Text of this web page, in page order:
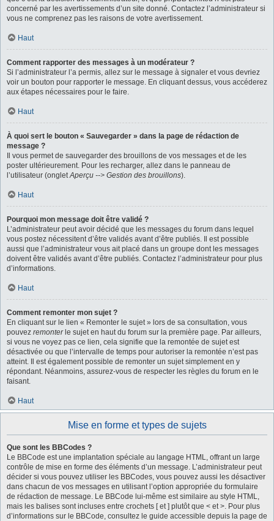
concerné par les avertissements d’un site donné. Contactez l’administrateur si
vous ne comprenez pas les raisons de votre avertissement.
Haut
Comment rapporter des messages à un modérateur ?
Si l’administrateur l’a permis, allez sur le message à signaler et vous devriez
voir un bouton pour rapporter le message. En cliquant dessus, vous accéderez
aux étapes nécessaires pour le faire.
Haut
À quoi sert le bouton « Sauvegarder » dans la page de rédaction de
message ?
Il vous permet de sauvegarder des brouillons de vos messages et de les
poster ultérieurement. Pour les recharger, allez dans le panneau de
l’utilisateur (ongletAperçu --> Gestion des brouillons).
Haut
Pourquoi mon message doit être validé ?
L’administrateur peut avoir décidé que les messages du forum dans lequel
vous postez nécessitent d’être validés avant d’être publiés. Il est possible
aussi que l’administrateur vous ait placé dans un groupe dont les messages
doivent être validés avant d’être publiés. Contactez l’administrateur pour plus
d’informations.
Haut
Comment remonter mon sujet ?
En cliquant sur le lien « Remonter le sujet » lors de sa consultation, vous
pouvez remonterle sujet en haut du forum sur la première page. Par ailleurs,
si vous ne voyez pas ce lien, cela signifie que la remontée de sujet est
désactivée ou que l’intervalle de temps pour autoriser la remontée n’est pas
atteint. Il est également possible de remonter un sujet simplement en y
répondant. Néanmoins, assurez-vous de respecter les règles du forum en le
faisant.
Haut
Mise en forme et types de sujets
Que sont les BBCodes ?
Le BBCode est une implantation spéciale au langage HTML, offrant un large
contrôle de mise en forme des éléments d’un message. L’administrateur peut
décider si vous pouvez utiliser les BBCodes, vous pouvez aussi les désactiver
dans chacun de vos messages en utilisant l’option appropriée du formulaire
de rédaction de message. Le BBCode lui-même est similaire au style HTML,
mais les balises sont incluses entre crochets [ et ] plutôt que < et >. Pour plus
d’informations sur le BBCode, consultez le guide accessible depuis la page de